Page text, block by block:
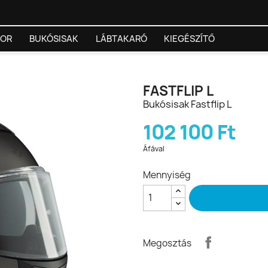
BUKÓSISAK LÁBTAKARÓ KIEGÉSZÍTŐ
FASTFLIP L
Bukósisak Fastflip L
102 100 Ft
Áfával
Mennyiség
Megosztás